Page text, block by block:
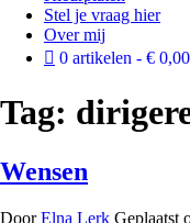
Stel je vraag hier
Over mij
0 artikelen
€ 0,00
Tag:
Wensen
DoorElna Lerk Geplaatst